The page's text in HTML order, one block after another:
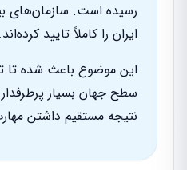
رسیده است. سازمان‌های
ایران را کاملاً تایید کرده‌اند.
این موضوع باعث شده تا
سطح جهان بسیار پرطرفدار
نتیجه مستقیم داشتن